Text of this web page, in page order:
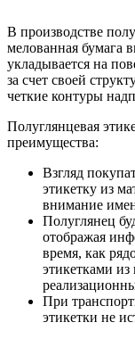
В производстве
мелованная бумага
укладывается на
за счет своей
четкие контуры
Полуглянцевая
преимущества:
Взгляд
этикетку из
внимание
Полуглянец
отображая
время, как
этикетками
При
этикетки не